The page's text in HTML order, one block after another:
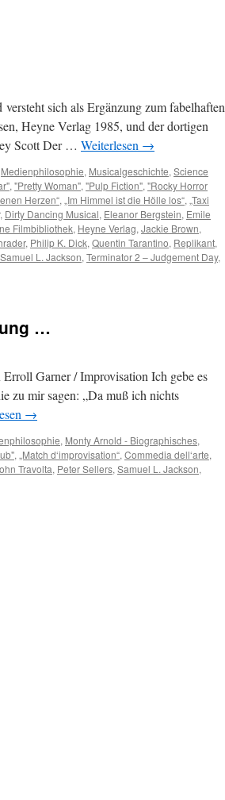
sich als Ergänzung zum fabelhaften
Heyne Verlag 1985, und der dortigen
Scott Der … Weiterlesen →
Medienphilosophie, Musicalgeschichte, Science
, "Pretty Woman", "Pulp Fiction", "Rocky Horror
Herzen“, „Im Himmel ist die Hölle los“, „Taxi
, Dirty Dancing Musical, Eleanor Bergstein, Emile
Filmbibliothek, Heyne Verlag, Jackie Brown,
, Philip K. Dick, Quentin Tarantino, Replikant,
Samuel L. Jackson, Terminator 2 – Judgement Day,
…
Garner / Improvisation Ich gebe es
zu mir sagen: „Da muß ich nichts
→
, Monty Arnold - Biographisches,
, „Match d‘improvisation“, Commedia dell‘arte,
Travolta, Peter Sellers, Samuel L. Jackson,